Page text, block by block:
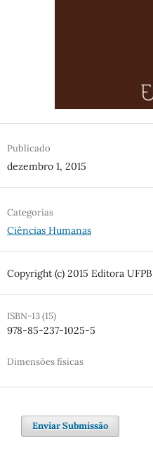
Publicado
dezembro 1, 2015
Categorias
Ciências Humanas
Copyright (c) 2015 Editora UFPB
ISBN-13 (15)
978-85-237-1025-5
Dimensões físicas
Enviar Submissão